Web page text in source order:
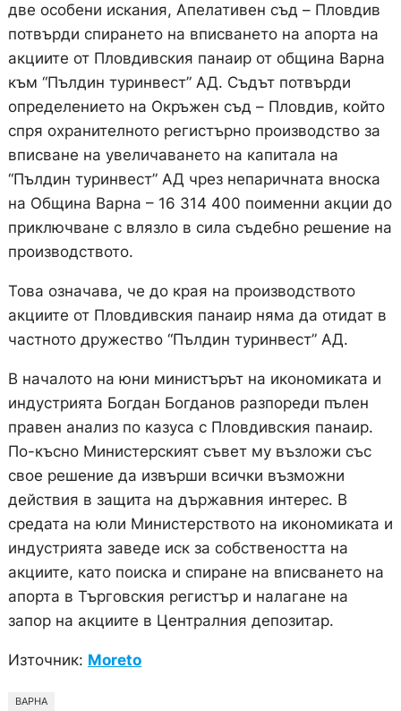
две особени искания, Апелативен съд – Пловдив
потвърди спирането на вписването на апорта на
акциите от Пловдивския панаир от община Варна
към “Пълдин туринвест” АД. Съдът потвърди
определението на Окръжен съд – Пловдив, който
спря охранителното регистърно производство за
вписване на увеличаването на капитала на
“Пълдин туринвест” АД чрез непаричната вноска
на Община Варна – 16 314 400 поименни акции до
приключване с влязло в сила съдебно решение на
производството.
Това означава, че до края на производството
акциите от Пловдивския панаир няма да отидат в
частното дружество “Пълдин туринвест” АД.
В началото на юни министърът на икономиката и
индустрията Богдан Богданов разпореди пълен
правен анализ по казуса с Пловдивския панаир.
По-късно Министерският съвет му възложи със
свое решение да извърши всички възможни
действия в защита на държавния интерес. В
средата на юли Министерството на икономиката и
индустрията заведе иск за собствеността на
акциите, като поиска и спиране на вписването на
апорта в Търговския регистър и налагане на
запор на акциите в Централния депозитар.
Източник: Moreto
ВАРНА